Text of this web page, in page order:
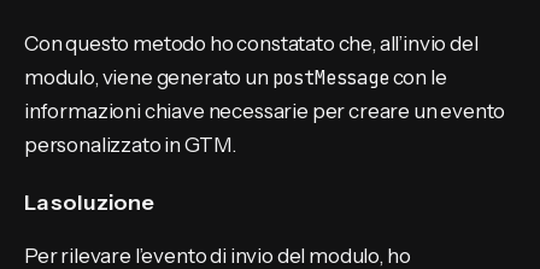
Con questo metodo ho constatato che, all’invio del
modulo, viene generato un postMessagecon le
informazioni chiave necessarie per creare un evento
personalizzato in GTM.
La soluzione
Per rilevare l’evento di invio del modulo, ho